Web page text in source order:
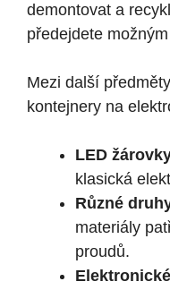
demontovat a
předejdete
Mezi další
kontejnery na
LED
klasická
Různé
materiály
proudů.